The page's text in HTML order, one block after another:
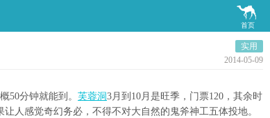

首页
实用
2014-05-09
50分钟就能到。 芙蓉洞3月到10月是旺季，门票120，其余时
人感觉奇幻务必，不得不对大自然的鬼斧神工五体投地。